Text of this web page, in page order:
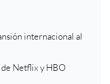
internacional al
Netflix y HBO